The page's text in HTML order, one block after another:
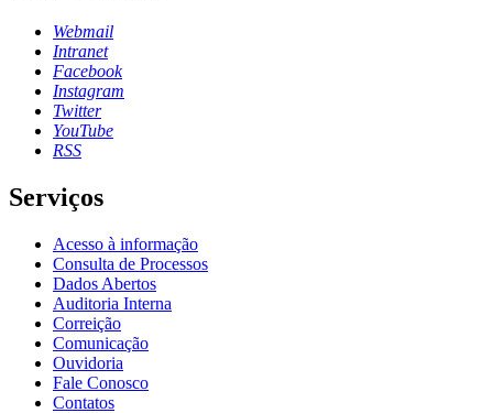
Webmail
Intranet
Facebook
Instagram
Twitter
YouTube
RSS
Serviços
Acesso à informação
Consulta de Processos
Dados Abertos
Auditoria Interna
Correição
Comunicação
Ouvidoria
Fale Conosco
Contatos